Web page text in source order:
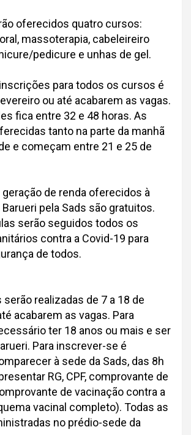
oferecidos quatro cursos:
massoterapia, cabeleireiro
pedicure e unhas de gel.
para todos os cursos é
ou até acabarem as vagas.
fica entre 32 e 48 horas. As
tanto na parte da manhã
e começam entre 21 e 25 de
de renda oferecidos à
pela Sads são gratuitos.
serão seguidos todos os
contra a Covid-19 para
de todos.
realizadas de 7 a 18 de
acabarem as vagas. Para
ter 18 anos ou mais e ser
Para inscrever-se é
à sede da Sads, das 8h
RG, CPF, comprovante de
de vacinação contra a
vacinal completo). Todas as
no prédio-sede da